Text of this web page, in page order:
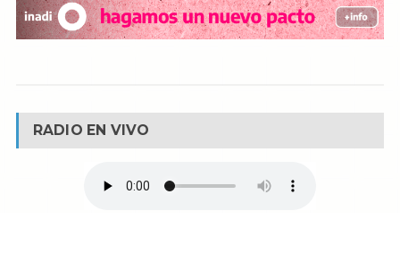
RADIO EN VIVO